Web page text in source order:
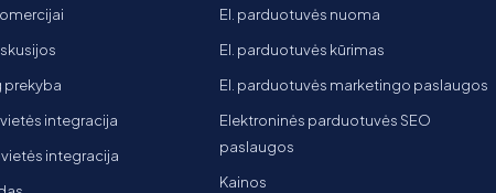
prekyba
integracija
integracija
El. parduotuvės nuoma
El. parduotuvės kūrimas
El. parduotuvės marketingo paslaugos
Elektroninės parduotuvės SEO
paslaugos
Kainos